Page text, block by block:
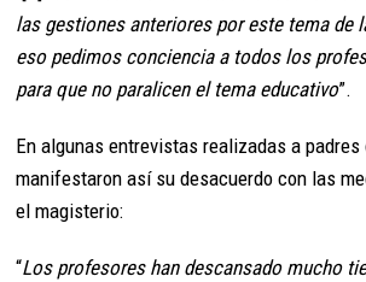
las gestiones anteriores por este tema de
eso pedimos conciencia a todos los
para que no paralicen el tema educativo”.
En algunas entrevistas realizadas a
manifestaron así su desacuerdo con las
el magisterio:
“Los profesores han descansado mucho